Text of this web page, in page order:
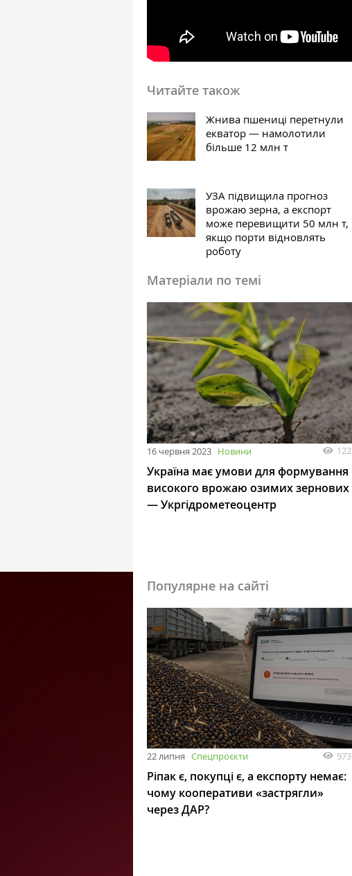
Читайте також
Жнива пшениці перетнули
екватор — намолотили
більше 12 млн т
УЗА підвищила прогноз
врожаю зерна, а експорт
може перевищити 50 млн т,
якщо порти відновлять
роботу
Матеріали по темі
16 червня 2023 Новини 122
Україна має умови для формування
високого врожаю озимих зернових
— Укргідрометеоцентр
Популярне на сайті
22 липня Спецпроєкти 973
Ріпак є, покупці є, а експорту немає:
чому кооперативи «застрягли»
через ДАР?